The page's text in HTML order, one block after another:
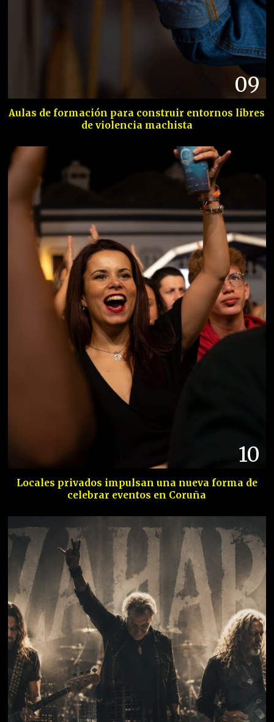
09
Aulas de formación para construir entornos libres
de violencia machista
10
Locales privados impulsan una nueva forma de
celebrar eventos en Coruña